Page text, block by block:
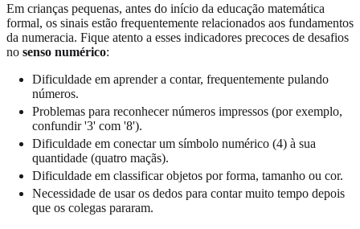
Em crianças pequenas, antes do início da educação matemática
formal, os sinais estão frequentemente relacionados aos fundamentos
da numeracia. Fique atento a esses indicadores precoces de desafios
no senso numérico:
Dificuldade em aprender a contar, frequentemente pulando
números.
Problemas para reconhecer números impressos (por exemplo,
confundir '3' com '8').
Dificuldade em conectar um símbolo numérico (4) à sua
quantidade (quatro maçãs).
Dificuldade em classificar objetos por forma, tamanho ou cor.
Necessidade de usar os dedos para contar muito tempo depois
que os colegas pararam.